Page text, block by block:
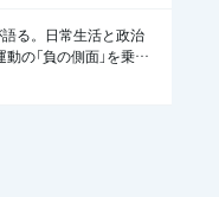
語る。日常生活と政治
の「負の側面」を乗り